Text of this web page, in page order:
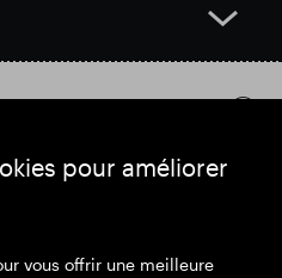
pour améliorer
vous offrir une meilleure
populaire